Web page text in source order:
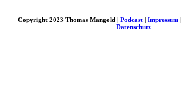
Copyright 2023 Thomas Mangold | Podcast| Impressum|
Datenschutz